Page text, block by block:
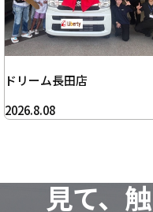
ドリーム長田店
2026.8.08
見て、